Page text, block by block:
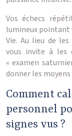
Vos échecs
lumineux pointant
Vie. Au lieu de
vous invite à les
« examen
donner les
Comment
personnel
signes vus ?